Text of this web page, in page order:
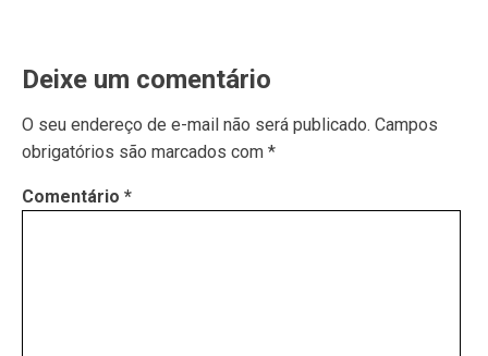
Deixe um comentário
O seu endereço de e-mail não será publicado. Campos
obrigatórios são marcados com *
Comentário *